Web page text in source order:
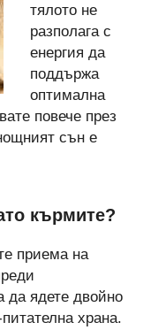
тялото не
разполага с
енергия да
поддържа
оптимална
повече през
сън е
кърмите?
приема на
да ядете двойно
храна.